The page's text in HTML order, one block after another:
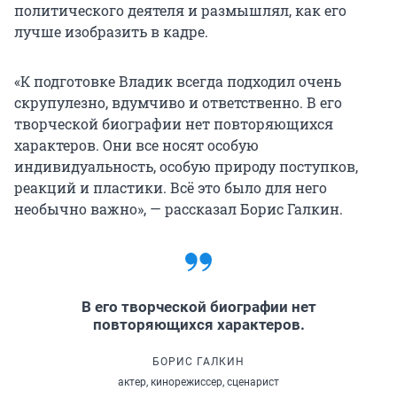
политического деятеля и размышлял, как его
лучше изобразить в кадре.
«К подготовке Владик всегда подходил очень
скрупулезно, вдумчиво и ответственно. В его
творческой биографии нет повторяющихся
характеров. Они все носят особую
индивидуальность, особую природу поступков,
реакций и пластики. Всё это было для него
необычно важно», — рассказал Борис Галкин.
В его творческой биографии нет
повторяющихся характеров.
БОРИС ГАЛКИН
актер, кинорежиссер, сценарист